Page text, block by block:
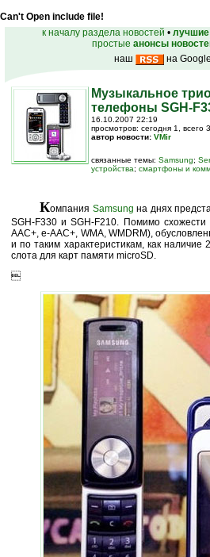
Can't Open include file!
к началу раздела новостей • лучшие
простые анонсы
наш
на
Музыкальное
телефоны SGH-
16.10.2007 22:19
просмотров: сегодня 1, всего
автор новости: VMir
связанные темы: Samsung;
устройства; смартфоны и
Компания Samsung на днях
SGH-F330 и SGH-F210. Помимо
AAC+, e-AAC+, WMA, WMDRM),
и по таким характеристикам, как
слота для карт памяти microSD.
